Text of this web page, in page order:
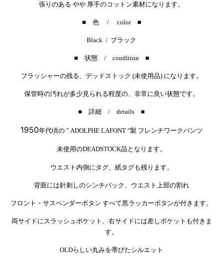
張りのある やや 厚手のコットン素材になります。
■ 色 / color ■
Black / ブラック
■ 状態 / condition ■
フラッシャーの残る、デッドストック (未使用品) になります。
保管時の汚れが多少見られる程度の、 非常に良い状態です。
■ 詳細 / details ■
1950年代頃の " ADOLPHE LAFONT "製 フレンチワークパンツ
未使用のDEADSTOCK品となります。
ウエスト内側にタグ、紙タグも残ります。
背面には針刺しのシンチバック、ウエスト上部の割れ
フロント・サスペンダーボタン すべて黒ラッカーボタンが付きます。
両サイドにスラッシュポケット、右サイドには差しポケットも付きま
す。
OLDらしい丸みを帯びたシルエット